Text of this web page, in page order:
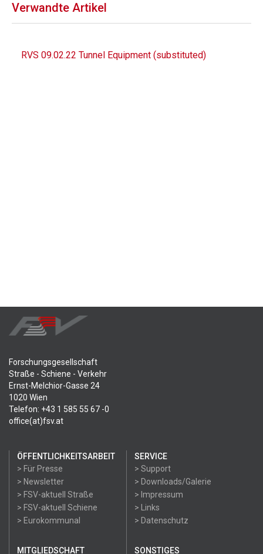
Verwandte Artikel
RVS 09.02.22 Tunnel Equipment (substituted)
Forschungsgesellschaft
Straße - Schiene - Verkehr
Ernst-Melchior-Gasse 24
1020 Wien
Telefon: +43 1 585 55 67 -0
office(at)fsv.at
ÖFFENTLICHKEITSARBEIT
> Für Presse
> Newsletter
> FSV-aktuell Straße
> FSV-aktuell Schiene
> Eurokommunal
SERVICE
> Support
> Downloads/Galerie
> Impressum
> Links
> Datenschutz
MITGLIEDSCHAFT SONSTIGES